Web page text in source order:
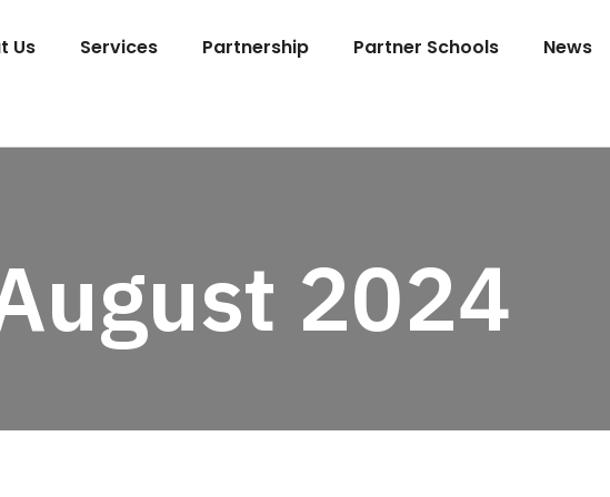
Us Services Partnership Partner Schools News
2024